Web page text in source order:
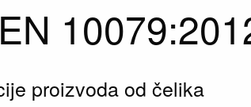
proizvoda od čelika